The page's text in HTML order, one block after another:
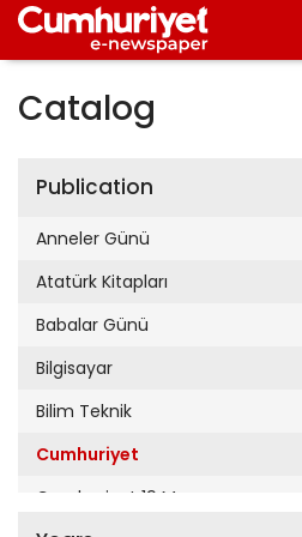
Catalog
Publication
Anneler Günü
Atatürk Kitapları
Babalar Günü
Bilgisayar
Bilim Teknik
Cumhuriyet
Cumhuriyet 19 Mayıs